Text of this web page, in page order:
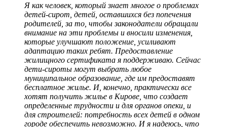
Я как человек, который знает многое о проблемах
детей-сирот, детей, оставшихся без попечения
родителей, за то, чтобы законодатели обращали
внимание на эти проблемы и вносили изменения,
которые улучшают положение, усиливают
адаптацию таких ребят. Предоставление
жилищного сертификата я поддерживаю. Сейчас
дети-сироты могут выбрать любое
муниципальное образование, где им предоставят
бесплатное жилье. И, конечно, практически все
хотят получить жилье в Кирове, что создает
определенные трудности и для органов опеки, и
для строителей: потребность всех детей в одном
городе обеспечить невозможно. И я надеюсь, что